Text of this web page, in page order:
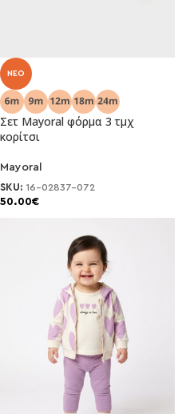
NEO
Σετ Mayoral φόρμα 3 τμχ
κορίτσι
Mayoral
SKU: 16-02837-072
50.00€